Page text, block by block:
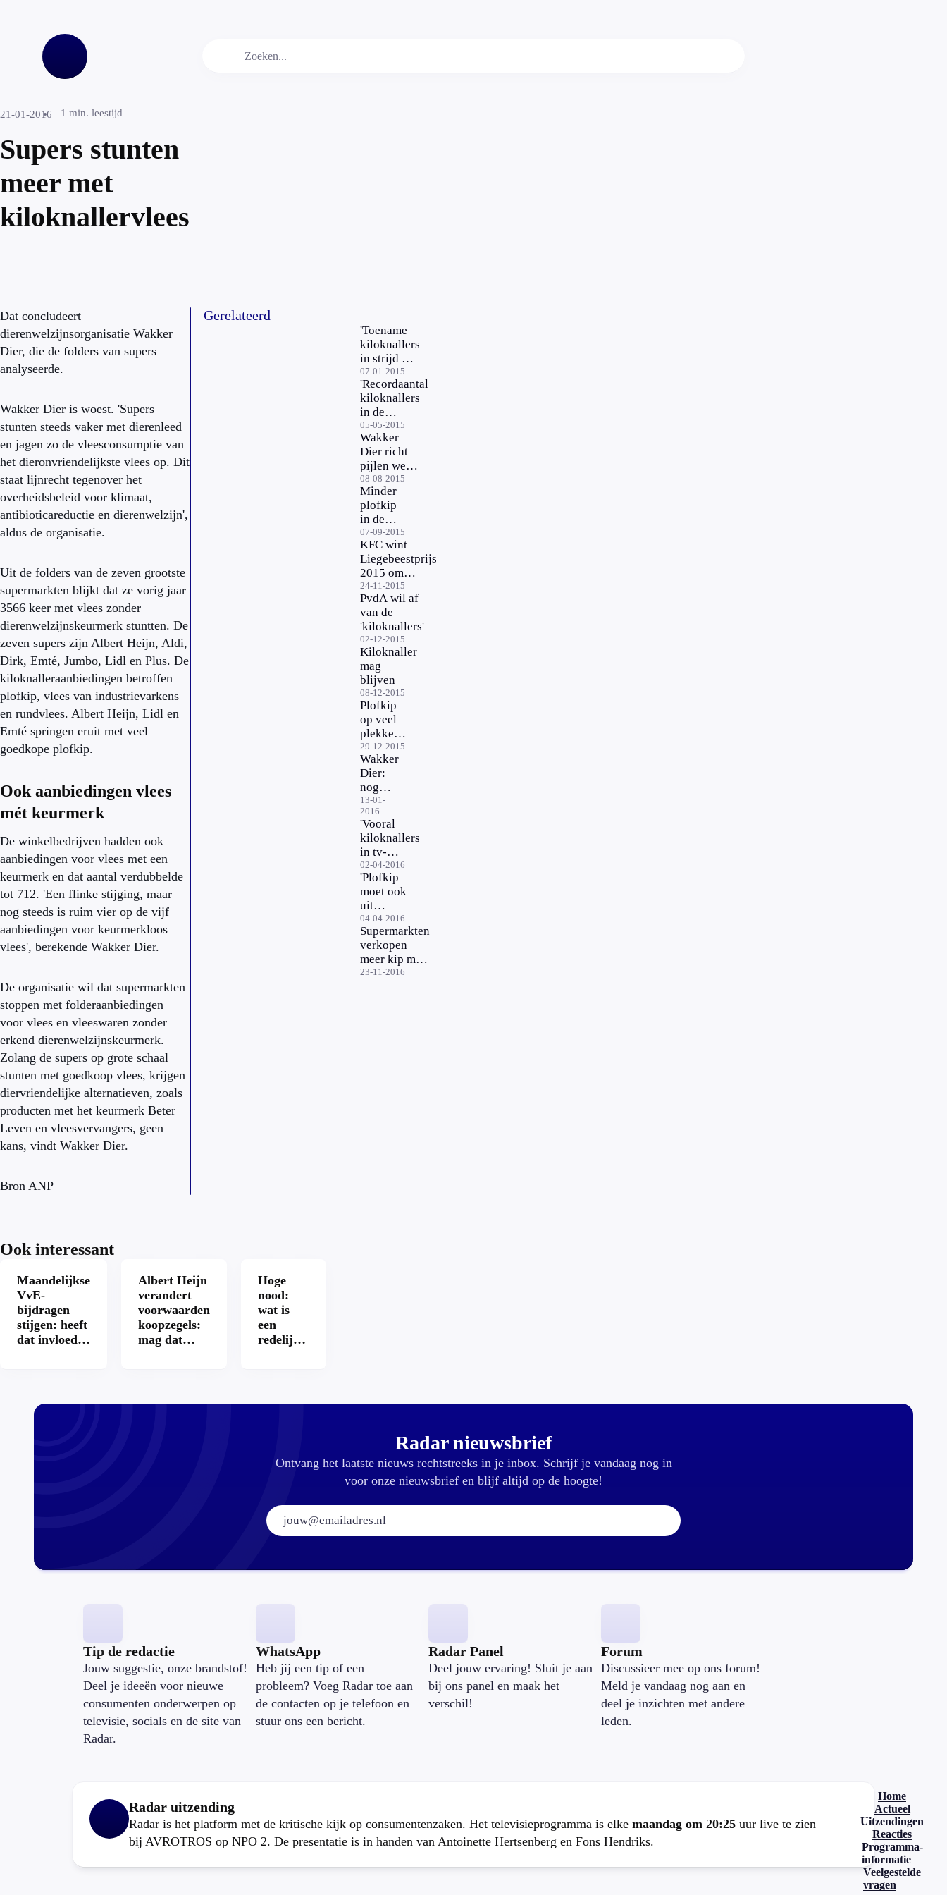
21-01-2016 1 min. leestijd
Supers stunten
meer met
kiloknallervlees
Dat concludeert
dierenwelzijnsorganisatie Wakker
Dier, die de folders van supers
analyseerde.
Wakker Dier is woest. 'Supers
stunten steeds vaker met dierenleed
en jagen zo de vleesconsumptie van
het dieronvriendelijkste vlees op. Dit
staat lijnrecht tegenover het
overheidsbeleid voor klimaat,
antibioticareductie en dierenwelzijn',
aldus de organisatie.
Uit de folders van de zeven grootste
supermarkten blijkt dat ze vorig jaar
3566 keer met vlees zonder
dierenwelzijnskeurmerk stuntten. De
zeven supers zijn Albert Heijn, Aldi,
Dirk, Emté, Jumbo, Lidl en Plus. De
kiloknalleraanbiedingen betroffen
plofkip, vlees van industrievarkens
en rundvlees. Albert Heijn, Lidl en
Emté springen eruit met veel
goedkope plofkip.
Ook aanbiedingen vlees
mét keurmerk
De winkelbedrijven hadden ook
aanbiedingen voor vlees met een
keurmerk en dat aantal verdubbelde
tot 712. 'Een flinke stijging, maar
nog steeds is ruim vier op de vijf
aanbiedingen voor keurmerkloos
vlees', berekende Wakker Dier.
De organisatie wil dat supermarkten
stoppen met folderaanbiedingen
voor vlees en vleeswaren zonder
erkend dierenwelzijnskeurmerk.
Zolang de supers op grote schaal
stunten met goedkoop vlees, krijgen
diervriendelijke alternatieven, zoals
producten met het keurmerk Beter
Leven en vleesvervangers, geen
kans, vindt Wakker Dier.
Bron ANP
Gerelateerd
'Toename
kiloknallers
in strijd met
afspraak'
07-01-2015
'Recordaantal
kiloknallers
in de
aanbieding'
05-05-2015
Wakker
Dier richt
pijlen weer
op
kiloknallers
08-08-2015
Minder
plofkip
in de
schappen
07-09-2015
KFC wint
Liegebeestprijs
2015 om
plofkip
24-11-2015
PvdA wil af
van de
'kiloknallers'
02-12-2015
Kiloknaller
mag
blijven
08-12-2015
Plofkip
op veel
plekken
uit de
schappen
29-12-2015
Wakker
Dier:
nog
altijd
plofkip
bij de
Lidl
13-01-
2016
'Vooral
kiloknallers
in tv-
reclame
supers'
02-04-2016
'Plofkip
moet ook
uit
restaurants'
04-04-2016
Supermarkten
verkopen
meer kip met
keurmerk
23-11-2016
Ook interessant
Maandelijkse
VvE-
bijdragen
stijgen: heeft
dat invloed
Albert Heijn
verandert
voorwaarden
koopzegels:
mag dat
Hoge
nood:
wat is
een
redelijke
Radar nieuwsbrief
Ontvang het laatste nieuws rechtstreeks in je inbox. Schrijf je vandaag nog in
voor onze nieuwsbrief en blijf altijd op de hoogte!
E-mailadres:
Tip de redactie
Jouw suggestie, onze brandstof!
Deel je ideeën voor nieuwe
consumenten onderwerpen op
televisie, socials en de site van
Radar.
WhatsApp
Heb jij een tip of een
probleem? Voeg Radar toe aan
de contacten op je telefoon en
stuur ons een bericht.
Radar Panel
Deel jouw ervaring! Sluit je aan
bij ons panel en maak het
verschil!
Forum
Discussieer mee op ons forum!
Meld je vandaag nog aan en
deel je inzichten met andere
leden.
Radar uitzending
Radar is het platform met de kritische kijk op consumentenzaken. Het televisieprogramma is elke maandag om 20:25 uur live te zien
bij AVROTROS op NPO 2. De presentatie is in handen van Antoinette Hertsenberg en Fons Hendriks.
Home
Actueel
Uitzendingen
Reacties
Programma-
informatie
Veelgestelde
vragen